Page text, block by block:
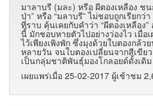
มาลาบรี (มละ) หรือ ผีตองเหลือง ช
ป่า” หรือ “มลาบรี” ไม่ชอบถูกเรียกว่
ที่ราบ คุ้นเคยกับคำว่า “ผีตองเหลือง
นี้ มักชอบหายตัวไปอย่างว่องไว เมื่
ไว้เพียงเพิงพัก ซึ่งมุงด้วยใบตองกล้
หลายวัน จนใบตองเปลี่ยนจากสีเขีย
เป็นกลุ่มชาติพันธุ์มองโกลอยด์ดั้งเดิม
เผยแพร่เมื่อ 25-02-2017 ผู้เช้าชม